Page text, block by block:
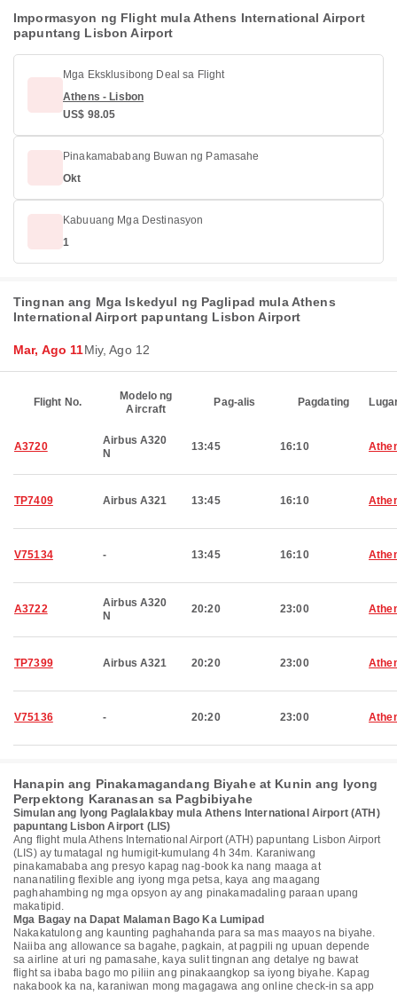
Impormasyon ng Flight mula Athens International Airport
papuntang Lisbon Airport
Mga Eksklusibong Deal sa Flight
Athens - Lisbon
US$ 98.05
Pinakamababang Buwan ng Pamasahe
Okt
Kabuuang Mga Destinasyon
1
Tingnan ang Mga Iskedyul ng Paglipad mula Athens
International Airport papuntang Lisbon Airport
Mar, Ago 11Miy, Ago 12
Flight No.
Modelo ng
Aircraft
Pag-alis Pagdating
A3720
Airbus A320
N
13:45 16:10
TP7409 Airbus A321 13:45 16:10
V75134 - 13:45 16:10
A3722
Airbus A320
N
20:20 23:00
TP7399 Airbus A321 20:20 23:00
V75136 - 20:20 23:00
Hanapin ang Pinakamagandang Biyahe at Kunin ang Iyong
Perpektong Karanasan sa Pagbibiyahe
Simulan ang Iyong Paglalakbay mula Athens International Airport (ATH)
papuntang Lisbon Airport (LIS)
Ang flight mula Athens International Airport (ATH) papuntang Lisbon Airport
(LIS) ay tumatagal ng humigit-kumulang 4h 34m. Karaniwang
pinakamababa ang presyo kapag nag-book ka nang maaga at
nananatiling flexible ang iyong mga petsa, kaya ang maagang
paghahambing ng mga opsyon ay ang pinakamadaling paraan upang
makatipid.
Mga Bagay na Dapat Malaman Bago Ka Lumipad
Nakakatulong ang kaunting paghahanda para sa mas maayos na biyahe.
Naiiba ang allowance sa bagahe, pagkain, at pagpili ng upuan depende
sa airline at uri ng pamasahe, kaya sulit tingnan ang detalye ng bawat
flight sa ibaba bago mo piliin ang pinakaangkop sa iyong biyahe. Kapag
nakabook ka na, karaniwan mong magagawa ang online check-in sa app